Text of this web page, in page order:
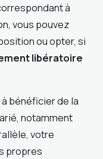
à
vous pouvez
ou opter, si
libératoire
bénéficier de la
notamment
votre
propres